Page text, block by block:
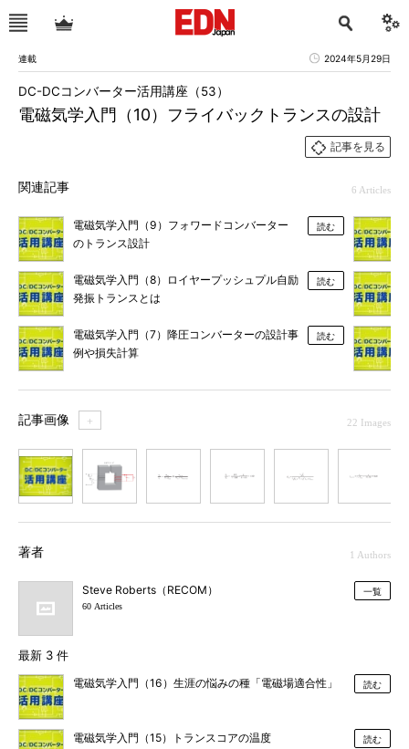
連載 2024年5月29日
電磁気学入門（10）フライバックトランスの設計
DC-DCコンバーター活用講座（53）
記事を見る
関連記事 6 Articles
電磁気学入門（9）フォワードコンバーター
のトランス設計
読む
電磁気学入門（8）ロイヤープッシュプル自励
発振トランスとは
読む
電磁気学入門（7）降圧コンバーターの設計事
例や損失計算
読む
記事画像 ＋ 22 Images
著者 1 Authors
Steve Roberts（RECOM）
60 Articles
一覧
最新 3 件
電磁気学入門（16）生涯の悩みの種「電磁場適合性」 読む
電磁気学入門（15）トランスコアの温度 読む